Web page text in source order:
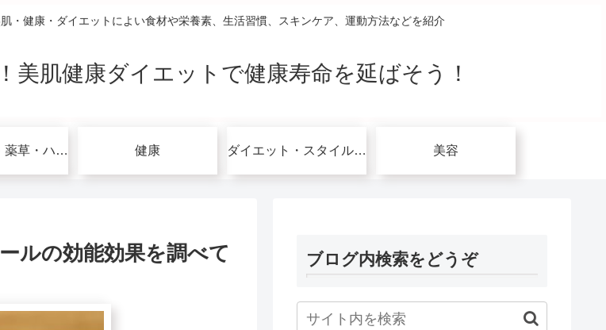
・健康・ダイエットによい食材や栄養素、生活習慣、スキンケア、運動方法などを紹介
美肌健康ダイエットで健康寿命を延ばそう！
雑草・野草・薬草・ハーブ 健康 ダイエット・スタイルアップ関連 美容
ルの効能効果を調べて
ブログ内検索をどうぞ